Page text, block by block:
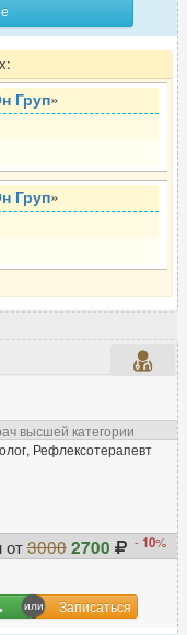
5
12
29
246
400
10
50
67
Груп»
Груп»
высшей категории
Рефлексотерапевт
от3000 2700 -10%
Записаться